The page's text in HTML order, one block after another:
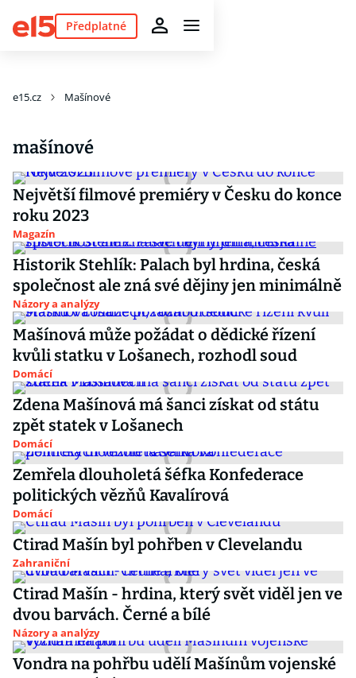
Předplatné
e15.cz Mašínové
mašínové
Největší filmové premiéry v Česku do konce
roku 2023
Magazín
Historik Stehlík: Palach byl hrdina, česká
společnost ale zná své dějiny jen minimálně
Názory a analýzy
Mašínová může požádat o dědické řízení
kvůli statku v Lošanech, rozhodl soud
Domácí
Zdena Mašínová má šanci získat od státu
zpět statek v Lošanech
Domácí
Zemřela dlouholetá šéfka Konfederace
politických vězňů Kavalírová
Domácí
Ctirad Mašín byl pohřben v Clevelandu
Zahraniční
Ctirad Mašín - hrdina, který svět viděl jen ve
dvou barvách. Černé a bílé
Názory a analýzy
Vondra na pohřbu udělí Mašínům vojenské